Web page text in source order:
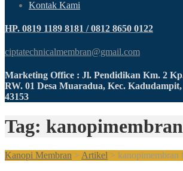
Kontak Kami
HP. 0819 1189 8181 / 0812 8650 0122
ciptatechnicalmembran@gmail.com
Marketing Office : Jl. Pendidikan Km. 2
RW. 01 Desa Muaradua, Kec.
43153
Tag:
Kanopi Membran > Artikel > kanopimembran